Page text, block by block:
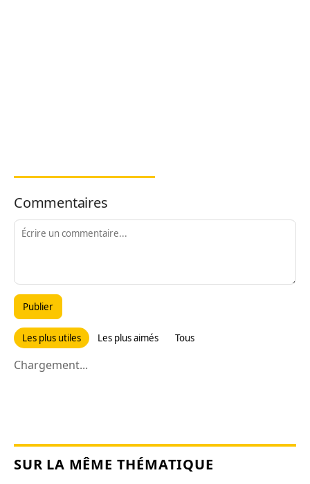
Commentaires
Publier
Les plus utiles Les plus aimés Tous
Chargement...
SUR LA MÊME THÉMATIQUE